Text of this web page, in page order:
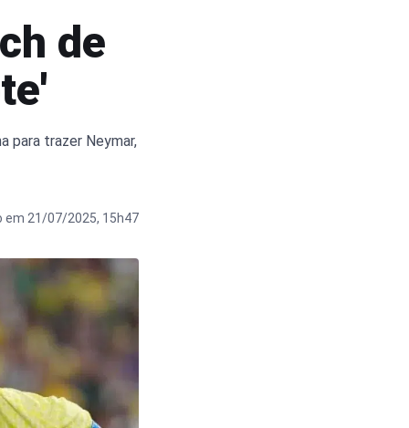
de
para trazer Neymar,
em 21/07/2025, 15h47